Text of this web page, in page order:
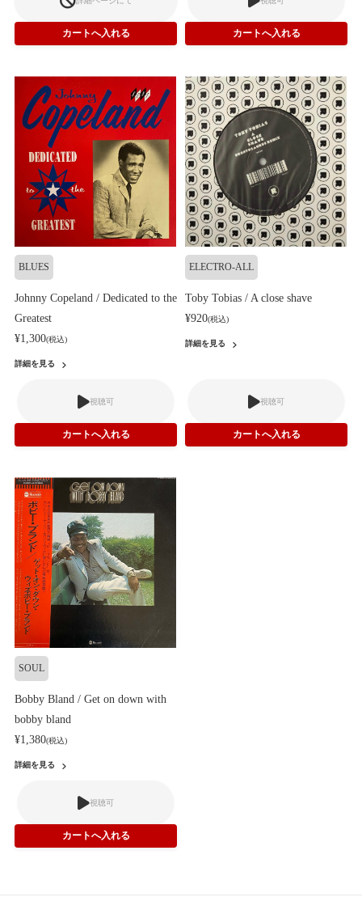
BLUES
Johnny Copeland / Dedicated to the
Greatest
¥1,300(税込)
詳細を見る
視聴可
ELECTRO-ALL
Toby Tobias / A close shave
¥920(税込)
詳細を見る
視聴可
SOUL
Bobby Bland / Get on down with
bobby bland
¥1,380(税込)
詳細を見る
視聴可